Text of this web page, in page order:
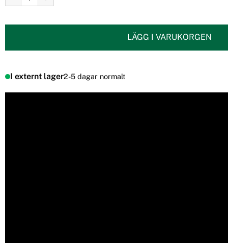
LÄGG I VARUKORGEN
I externt lager2-5 dagar normalt